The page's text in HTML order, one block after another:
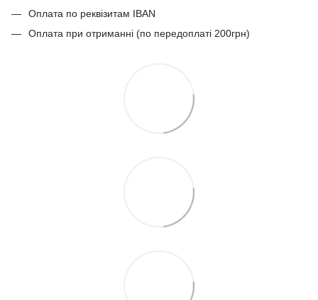
Оплата по реквізитам IBAN
Оплата при отриманні (по передоплаті 200грн)